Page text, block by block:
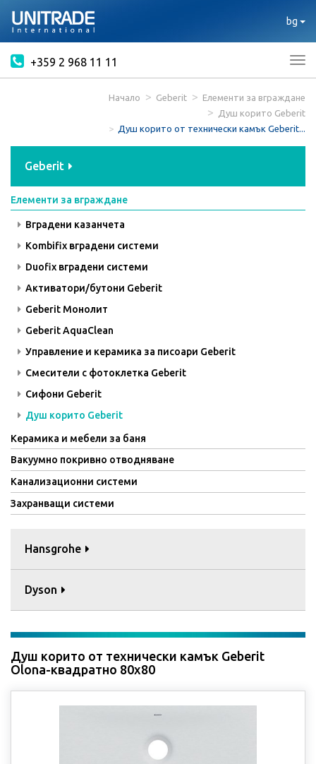
bg
+359 2 968 11 11
Начало Geberit
Елементи за вграждане
Душ корито Geberit
Душ корито от технически камък Geberit...
Geberit
Елементи за вграждане
Вградени казанчета
Kombifix вградени системи
Duofix вградени системи
Активатори/бутони Geberit
Geberit Монолит
Geberit AquaClean
Управление и керамика за писоари Geberit
Смесители с фотоклетка Geberit
Сифони Geberit
Душ корито Geberit
Керамика и мебели за баня
Вакуумно покривно отводняване
Канализационни системи
Захранващи системи
Hansgrohe
Dyson
Душ корито от технически камък Geberit
Olona-квадратно 80x80